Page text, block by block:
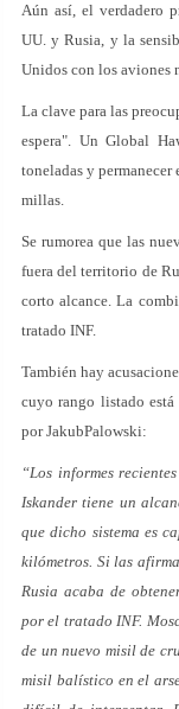
Aún así, el verdadero
UU. y Rusia, y la
Unidos con los aviones
La clave para las
espera". Un Global
toneladas y permanecer
millas.
Se rumorea que las
fuera del territorio de
corto alcance. La
tratado INF.
También hay
cuyo rango listado
por JakubPalowski:
“Los informes
Iskander tiene un
que dicho sistema es
kilómetros. Si las
Rusia acaba de
por el tratado INF.
de un nuevo misil de
misil balístico en el